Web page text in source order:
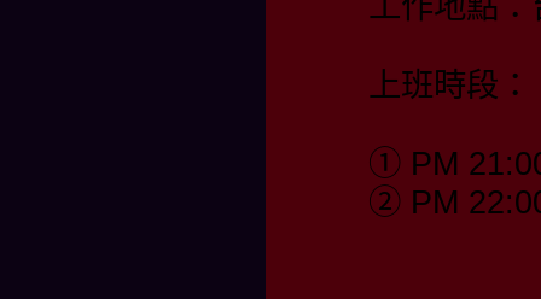
上班時段：
① PM
② PM